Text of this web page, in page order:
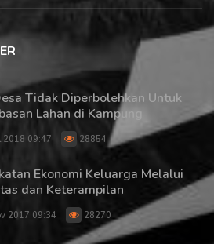
Tidak Diperbolehkan Untuk
Lahan di Kampung
2018 09:47 28854
Ekonomi Keluarga Melalui
dan Keterampilan
2017 09:34 28270